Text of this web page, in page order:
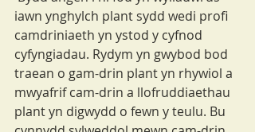
iawn ynghylch plant sydd wedi profi
camdriniaeth yn ystod y cyfnod
cyfyngiadau. Rydym yn gwybod bod
traean o gam-drin plant yn rhywiol a
mwyafrif cam-drin a llofruddiaethau
plant yn digwydd o fewn y teulu. Bu